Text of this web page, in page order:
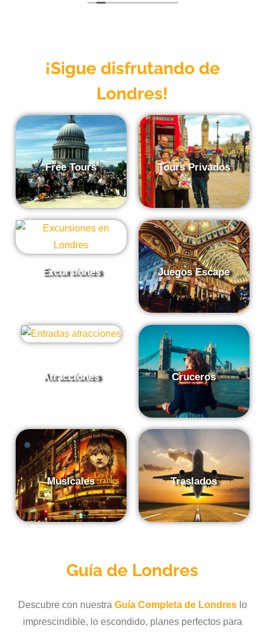
¡Sigue disfrutando de
Londres!
Free Tours Tours Privados
Excursiones Juegos Escape
Atracciones Cruceros
Musicales Traslados
Guía de Londres
Descubre con nuestra Guía Completa de Londres lo
imprescindible, lo escondido, planes perfectos para